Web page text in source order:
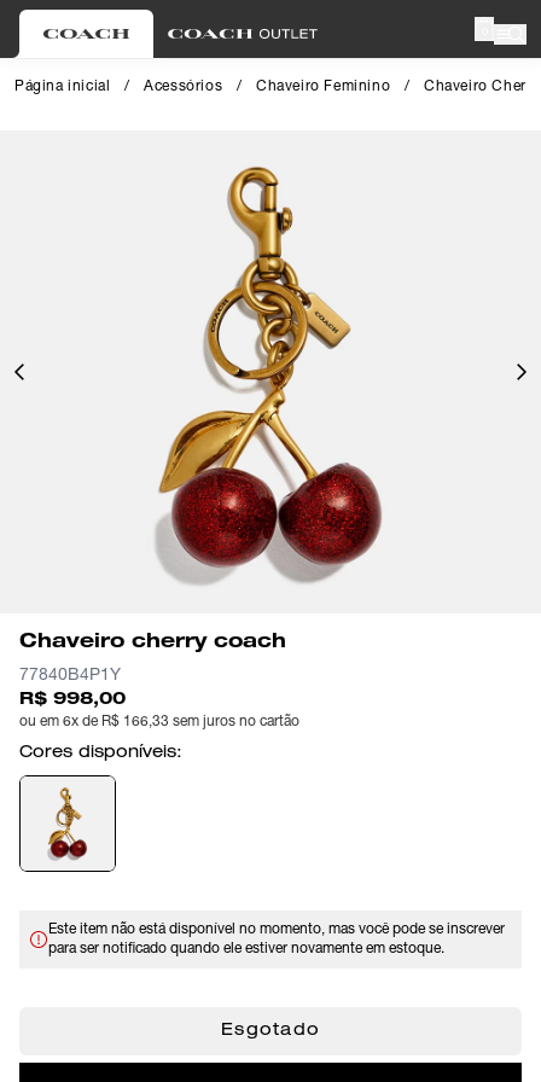
Página inicial / Acessórios / Chaveiro Feminino / Chaveiro
Chaveiro cherry coach
77840B4P1Y
R$ 998,00
ou em 6x de R$ 166,33 sem juros no cartão
Cores disponíveis:
Este item não está disponível no momento, mas você pode se inscrever
para ser notificado quando ele estiver novamente em estoque.
Esgotado